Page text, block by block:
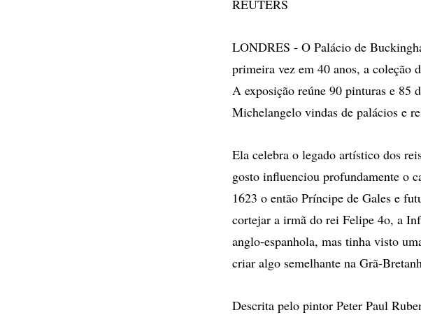
REUTERS
LONDRES - O Palácio de
primeira vez em 40 anos, a coleção
A exposição reúne 90 pinturas e 85
Michelangelo vindas de palácios e
Ela celebra o legado artístico dos
gosto influenciou profundamente o
1623 o então Príncipe de Gales e
cortejar a irmã do rei Felipe 4o, a
anglo-espanhola, mas tinha visto
criar algo semelhante na Grã-
Descrita pelo pintor Peter Paul